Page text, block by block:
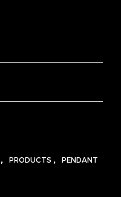
, PRODUCTS , PENDANT